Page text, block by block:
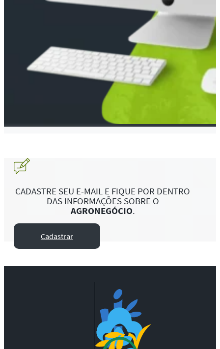
CADASTRE SEU E-MAIL E FIQUE POR DENTRO
DAS INFORMAÇÕES SOBRE O
AGRONEGÓCIO.
Cadastrar